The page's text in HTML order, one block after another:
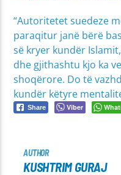
“Autoritetet suedeze
paraqitur janë bërë
së kryer kundër
dhe gjithashtu kjo ka
shoqërore. Do të
kundër këtyre
Share Viber
AUTHOR
KUSHTRIM GURAJ